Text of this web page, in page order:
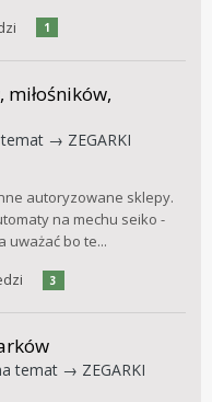
1
→ ZEGARKI
autoryzowane sklepy.
na mechu seiko -
uważać bo te...
3
temat → ZEGARKI